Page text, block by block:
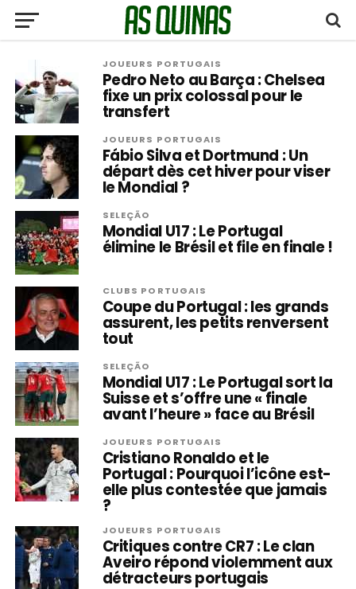
JOUEURS PORTUGAIS
Pedro Neto au Barça : Chelsea
fixe un prix colossal pour le
transfert
JOUEURS PORTUGAIS
Fábio Silva et Dortmund : Un
départ dès cet hiver pour viser
le Mondial ?
SELEÇÃO
Mondial U17 : Le Portugal
élimine le Brésil et file en finale !
CLUBS PORTUGAIS
Coupe du Portugal : les grands
assurent, les petits renversent
tout
SELEÇÃO
Mondial U17 : Le Portugal sort la
Suisse et s’offre une « finale
avant l’heure » face au Brésil
JOUEURS PORTUGAIS
Cristiano Ronaldo et le
Portugal : Pourquoi l’icône est-
elle plus contestée que jamais
?
JOUEURS PORTUGAIS
Critiques contre CR7 : Le clan
Aveiro répond violemment aux
détracteurs portugais